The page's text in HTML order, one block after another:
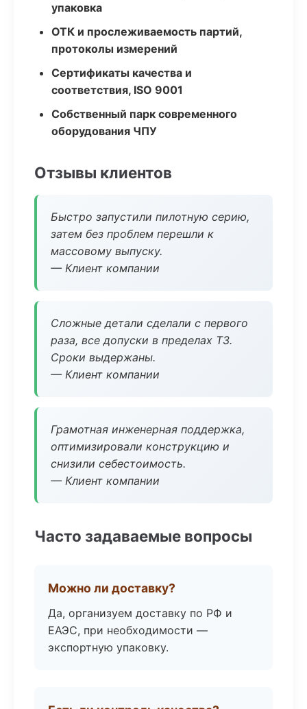
упаковка
ОТК и прослеживаемость партий,
протоколы измерений
Сертификаты качества и
соответствия, ISO 9001
Собственный парк современного
оборудования ЧПУ
Отзывы клиентов
Быстро запустили пилотную серию,
затем без проблем перешли к
массовому выпуску.
— Клиент компании
Сложные детали сделали с первого
раза, все допуски в пределах ТЗ.
Сроки выдержаны.
— Клиент компании
Грамотная инженерная поддержка,
оптимизировали конструкцию и
снизили себестоимость.
— Клиент компании
Часто задаваемые вопросы
Можно ли доставку?
Да, организуем доставку по РФ и
ЕАЭС, при необходимости —
экспортную упаковку.